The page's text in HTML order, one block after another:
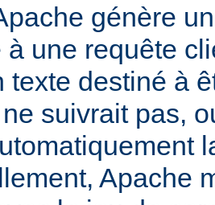
génère
à une requête
texte destiné à
suivrait pas,
Apache